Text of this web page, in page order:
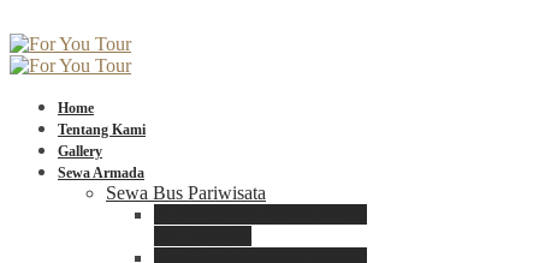
Home
Tentang Kami
Gallery
Sewa Armada
Sewa Bus Pariwisata